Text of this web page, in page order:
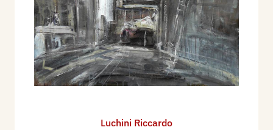
Luchini Riccardo